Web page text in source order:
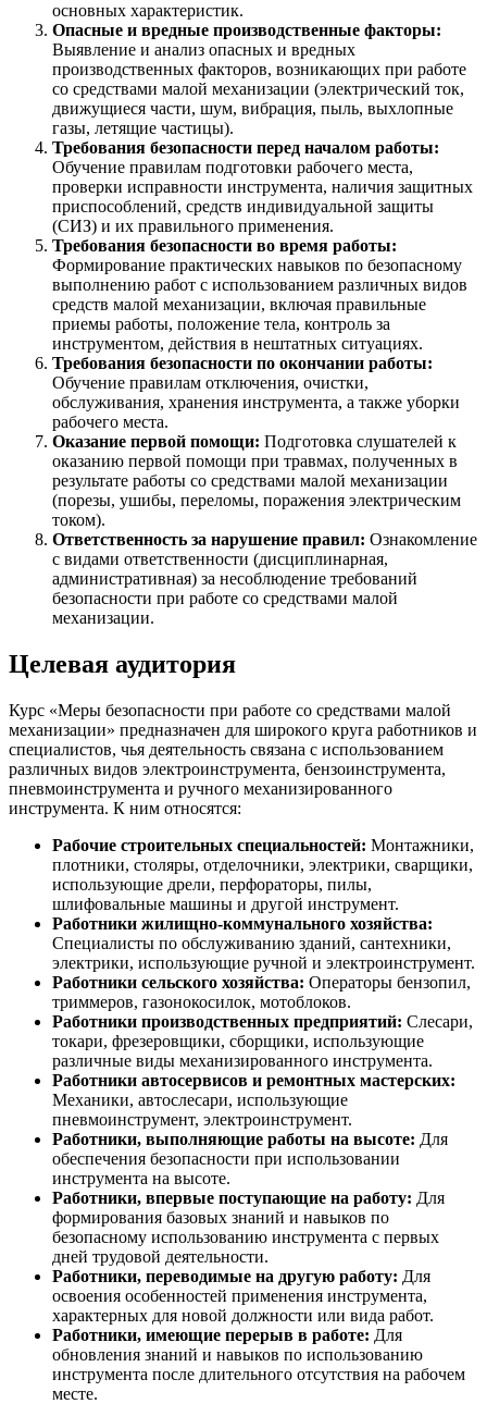
основных характеристик.
Опасные и вредные производственные факторы:
Выявление и анализ опасных и вредных
производственных факторов, возникающих при работе
со средствами малой механизации (электрический ток,
движущиеся части, шум, вибрация, пыль, выхлопные
газы, летящие частицы).
Требования безопасности перед началом работы:
Обучение правилам подготовки рабочего места,
проверки исправности инструмента, наличия защитных
приспособлений, средств индивидуальной защиты
(СИЗ) и их правильного применения.
Требования безопасности во время работы:
Формирование практических навыков по безопасному
выполнению работ с использованием различных видов
средств малой механизации, включая правильные
приемы работы, положение тела, контроль за
инструментом, действия в нештатных ситуациях.
Требования безопасности по окончании работы:
Обучение правилам отключения, очистки,
обслуживания, хранения инструмента, а также уборки
рабочего места.
Оказание первой помощи: Подготовка слушателей к
оказанию первой помощи при травмах, полученных в
результате работы со средствами малой механизации
(порезы, ушибы, переломы, поражения электрическим
током).
Ответственность за нарушение правил: Ознакомление
с видами ответственности (дисциплинарная,
административная) за несоблюдение требований
безопасности при работе со средствами малой
механизации.
Целевая аудитория
Курс «Меры безопасности при работе со средствами малой
механизации» предназначен для широкого круга работников и
специалистов, чья деятельность связана с использованием
различных видов электроинструмента, бензоинструмента,
пневмоинструмента и ручного механизированного
инструмента. К ним относятся:
Рабочие строительных специальностей: Монтажники,
плотники, столяры, отделочники, электрики, сварщики,
использующие дрели, перфораторы, пилы,
шлифовальные машины и другой инструмент.
Работники жилищно-коммунального хозяйства:
Специалисты по обслуживанию зданий, сантехники,
электрики, использующие ручной и электроинструмент.
Работники сельского хозяйства: Операторы бензопил,
триммеров, газонокосилок, мотоблоков.
Работники производственных предприятий: Слесари,
токари, фрезеровщики, сборщики, использующие
различные виды механизированного инструмента.
Работники автосервисов и ремонтных мастерских:
Механики, автослесари, использующие
пневмоинструмент, электроинструмент.
Работники, выполняющие работы на высоте: Для
обеспечения безопасности при использовании
инструмента на высоте.
Работники, впервые поступающие на работу: Для
формирования базовых знаний и навыков по
безопасному использованию инструмента с первых
дней трудовой деятельности.
Работники, переводимые на другую работу: Для
освоения особенностей применения инструмента,
характерных для новой должности или вида работ.
Работники, имеющие перерыв в работе: Для
обновления знаний и навыков по использованию
инструмента после длительного отсутствия на рабочем
месте.